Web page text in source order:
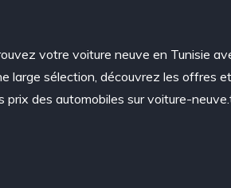
votre voiture neuve en Tunisie
large sélection, découvrez les offres
prix des automobiles sur voiture-